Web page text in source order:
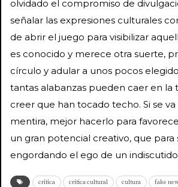
olvidado el compromiso de
señalar las expresiones culturales
de abrir el juego para visibilizar
es conocido y merece otra suerte,
círculo y adular a unos pocos
tantas alabanzas pueden caer en la
creer que han tocado techo. Si se va
mentira, mejor hacerlo para
un gran potencial creativo, que para
engordando el ego de un
critica critica cultural cultura fake